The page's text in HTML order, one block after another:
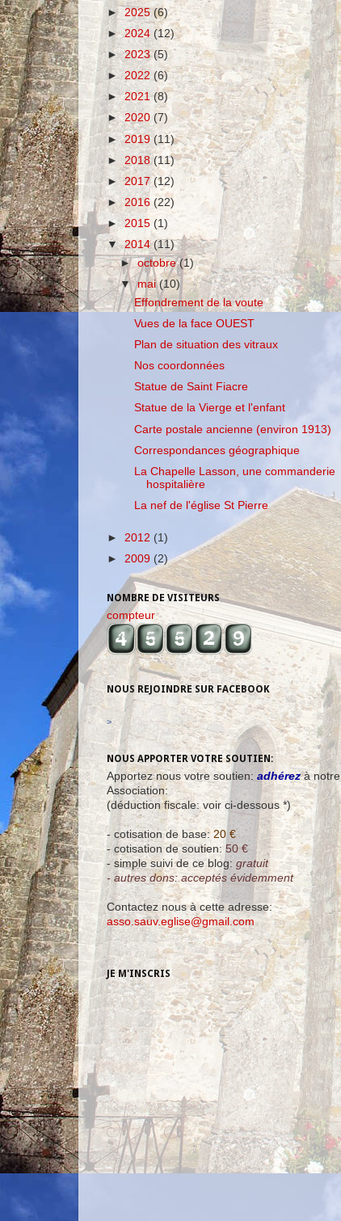
► 2025 (6)
►2024 (12)
►2023(5)
► 2022 (6)
►2021(8)
►2020 (7)
►2019 (11)
► 2018(11)
►2017(12)
► 2016 (22)
► 2015 (1)
▼2014(11)
►octobre(1)
▼mai(10)
Effondrement de la voute
Vues de la face OUEST
Plan de situation des vitraux
Nos coordonnées
Statue de Saint Fiacre
Statue de la Vierge et l'enfant
Carte postale ancienne (environ 1913)
Correspondances géographique
La Chapelle Lasson, une commanderie
hospitalière
La nef de l'église St Pierre
► 2012 (1)
► 2009 (2)
NOMBRE DE VISITEURS
compteur
NOUS REJOINDRE SUR FACEBOOK
>
NOUS APPORTER VOTRE SOUTIEN:
Apportez nous votre soutien: adhérezà notre
Association:
(déduction fiscale: voir ci-dessous *)
- cotisation de base: 20 €
- cotisation de soutien:50 €
- simple suivi de ce blog: gratuit
- autres dons: acceptés évidemment
Contactez nous à cette adresse:
asso.sauv.eglise@gmail.com
JE M'INSCRIS